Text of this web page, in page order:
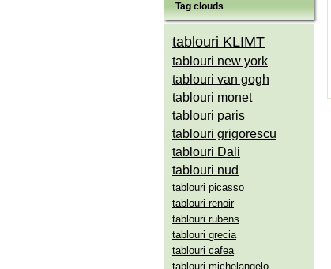
Tag clouds
tablouri KLIMT
tablouri new york
tablouri van gogh
tablouri monet
tablouri paris
tablouri grigorescu
tablouri Dali
tablouri nud
tablouri picasso
tablouri renoir
tablouri rubens
tablouri grecia
tablouri cafea
tablouri michelangelo